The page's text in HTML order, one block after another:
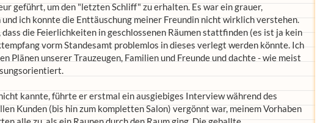
geführt, um den "letzten Schliff" zu erhalten. Es war ein grauer,
ich konnte die Enttäuschung meiner Freundin nicht wirklich verstehen.
die Feierlichkeiten in geschlossenen Räumen stattfinden (es ist ja kein
vorm Standesamt problemlos in dieses verlegt werden könnte. Ich
Plänen unserer Trauzeugen, Familien und Freunde und dachte - wie meist
kannte, führte er erstmal ein ausgiebiges Interview während des
Kunden (bis hin zum kompletten Salon) vergönnt war, meinem Vorhaben